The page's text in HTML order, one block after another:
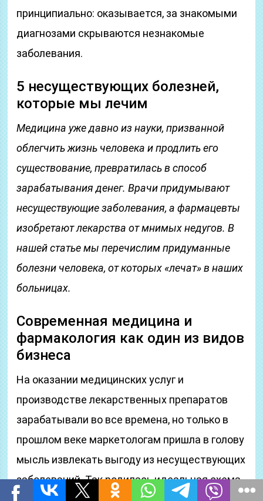
принципиально: оказывается, за знакомыми
диагнозами скрываются незнакомые
заболевания.
5 несуществующих болезней,
которые мы лечим
Медицина уже давно из науки, призванной
облегчить жизнь человека и продлить его
существование, превратилась в способ
зарабатывания денег. Врачи придумывают
несуществующие заболевания, а фармацевты
изобретают лекарства от мнимых недугов. В
нашей статье мы перечислим придуманные
болезни человека, от которых «лечат» в наших
больницах.
Современная медицина и
фармакология как один из видов
бизнеса
На оказании медицинских услуг и
производстве лекарственных препаратов
зарабатывали во все времена, но только в
прошлом веке маркетологам пришла в голову
мысль извлекать выгоду из несуществующих
заболеваний. Так родилась идеальная схема